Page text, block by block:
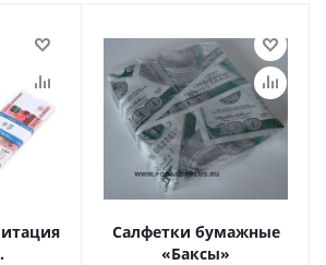
Салфетки бумажные
«Баксы»